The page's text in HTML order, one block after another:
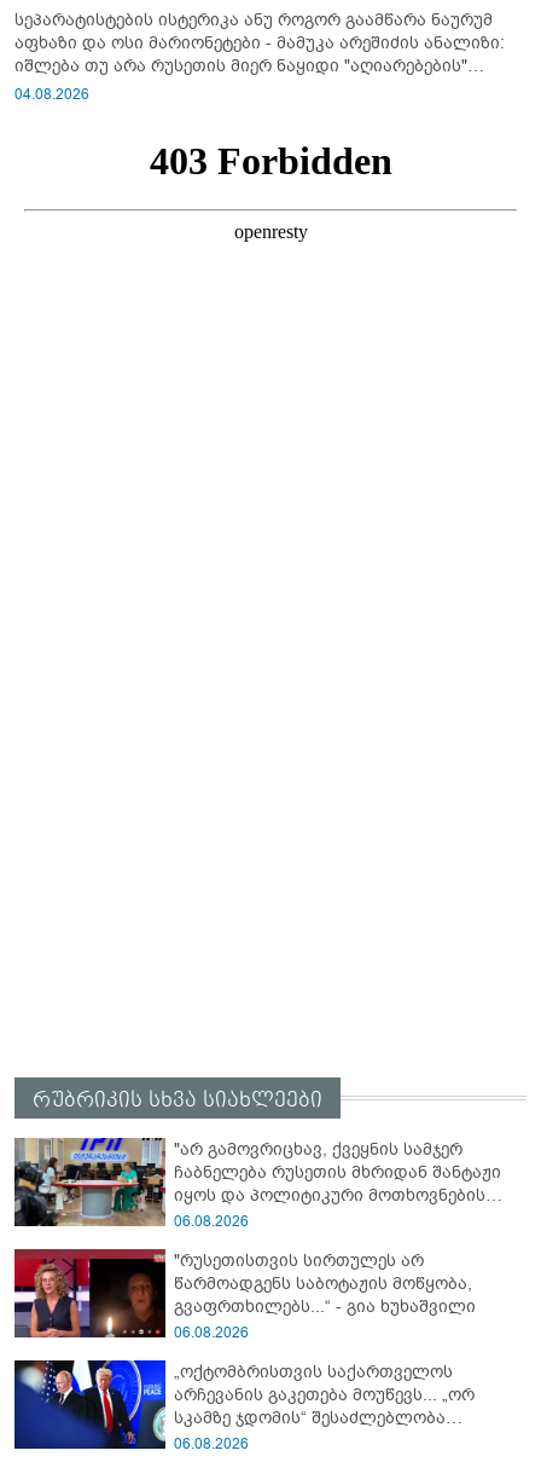
სეპარატისტების ისტერიკა ანუ როგორ გაამწარა ნაურუმ
აფხაზი და ოსი მარიონეტები - მამუკა არეშიძის ანალიზი:
იშლება თუ არა რუსეთის მიერ ნაყიდი "აღიარებების"
სისტემა?!
04.08.2026
რუბრიკის სხვა სიახლეები
"არ გამოვრიცხავ, ქვეყნის სამჯერ
ჩაბნელება რუსეთის მხრიდან შანტაჟი
იყოს და პოლიტიკური მოთხოვნების
შესრულებას უკავშირდებოდეს" - ლელა
06.08.2026
"რუსეთისთვის სირთულეს არ
წარმოადგენს საბოტაჟის მოწყობა,
გვაფრთხილებს...“ - გია ხუხაშვილი
06.08.2026
„ოქტომბრისთვის საქართველოს
არჩევანის გაკეთება მოუწევს... „ორ
სკამზე ჯდომის“ შესაძლებლობა
შეიძლება დასრულდეს“ - მირიან
06.08.2026